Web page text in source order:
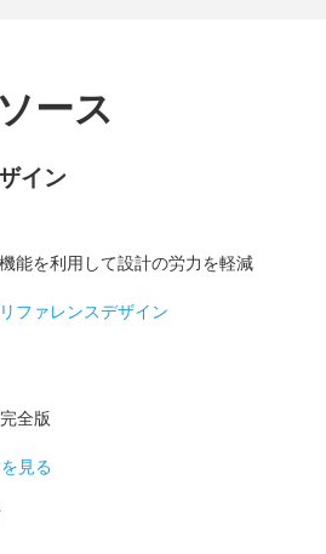
ース
イン
能を利用して設計の労力を軽減
ファレンスデザイン
全版
見る